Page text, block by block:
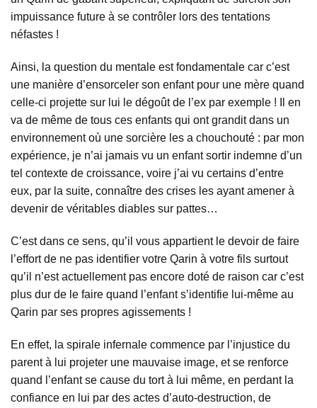
impuissance future à se contrôler lors des tentations
néfastes !
Ainsi, la question du mentale est fondamentale car c’est
une manière d’ensorceler son enfant pour une mère quand
celle-ci projette sur lui le dégoût de l’ex par exemple ! Il en
va de même de tous ces enfants qui ont grandit dans un
environnement où une sorcière les a chouchouté : par mon
expérience, je n’ai jamais vu un enfant sortir indemne d’un
tel contexte de croissance, voire j’ai vu certains d’entre
eux, par la suite, connaître des crises les ayant amener à
devenir de véritables diables sur pattes…
C’est dans ce sens, qu’il vous appartient le devoir de faire
l’effort de ne pas identifier votre Qarin à votre fils surtout
qu’il n’est actuellement pas encore doté de raison car c’est
plus dur de le faire quand l’enfant s’identifie lui-même au
Qarin par ses propres agissements !
En effet, la spirale infernale commence par l’injustice du
parent à lui projeter une mauvaise image, et se renforce
quand l’enfant se cause du tort à lui même, en perdant la
confiance en lui par des actes d’auto-destruction, de